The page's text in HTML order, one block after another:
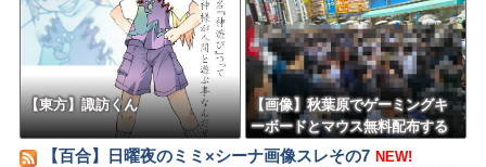
【東方】諏訪くん
【画像】秋葉原でゲーミングキ
ーボードとマウス無料配布する
よ→結果
【百合】日曜夜のミミ×シーナ画像スレその7 NEW!